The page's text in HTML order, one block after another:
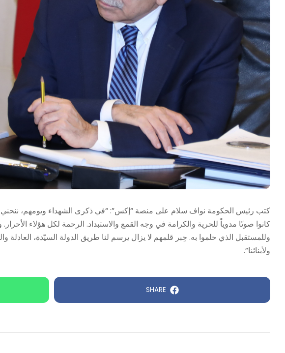
كتب رئيس الحكومة نواف سلام على منصة “إكس”: “في ذكرى الشهداء ويومهم، ننحني
كانوا صوتًا مدوياً للحرية والكرامة في وجه القمع والاستبداد. الرحمة لكل هؤلاء
وللمستقبل الذي حلموا به. حِبر قلمهم لا يزال يرسم لنا طريق الدولة السيّدة، العادلة
ولأبنائنا”.
SHARE